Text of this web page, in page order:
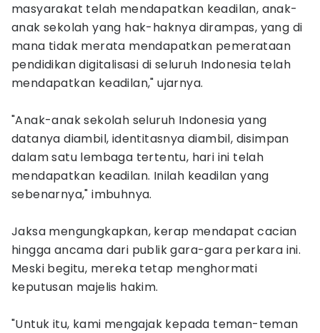
masyarakat telah mendapatkan keadilan, anak-
anak sekolah yang hak-haknya dirampas, yang di
mana tidak merata mendapatkan pemerataan
pendidikan digitalisasi di seluruh Indonesia telah
mendapatkan keadilan," ujarnya.
"Anak-anak sekolah seluruh Indonesia yang
datanya diambil, identitasnya diambil, disimpan
dalam satu lembaga tertentu, hari ini telah
mendapatkan keadilan. Inilah keadilan yang
sebenarnya," imbuhnya.
Jaksa mengungkapkan, kerap mendapat cacian
hingga ancama dari publik gara-gara perkara ini.
Meski begitu, mereka tetap menghormati
keputusan majelis hakim.
"Untuk itu, kami mengajak kepada teman-teman